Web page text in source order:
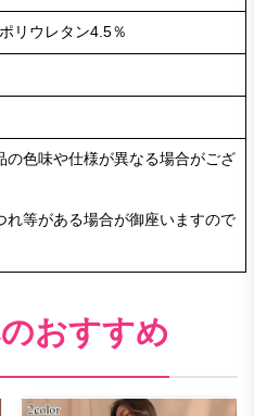
リウレタン4.5％
の色味や仕様が異なる場合がござ
れ等がある場合が御座いますので
おすすめ